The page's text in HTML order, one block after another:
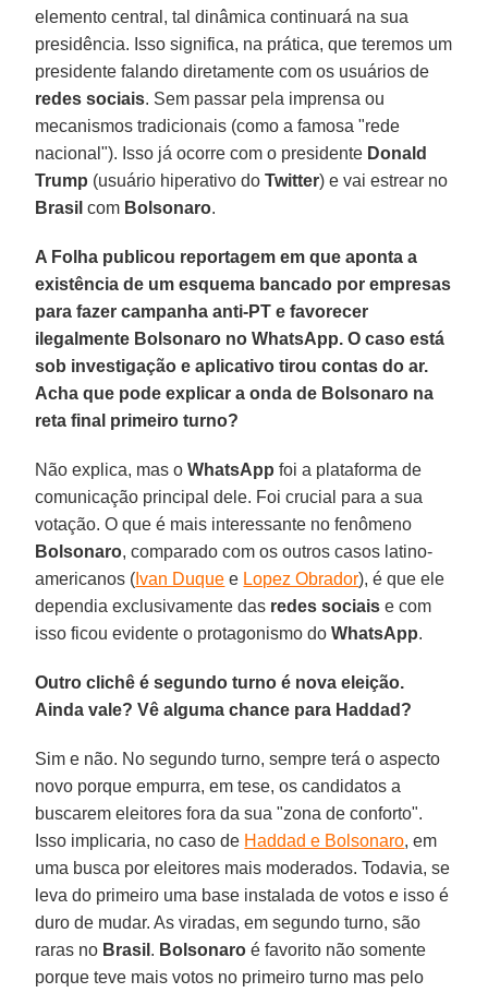
elemento central, tal dinâmica continuará na sua
presidência. Isso significa, na prática, que teremos um
presidente falando diretamente com os usuários de
redes sociais. Sem passar pela imprensa ou
mecanismos tradicionais (como a famosa "rede
nacional"). Isso já ocorre com o presidente Donald
Trump (usuário hiperativo doTwitter) e vai estrear no
Brasil com Bolsonaro.
A Folha publicou reportagem em que aponta a
existência de um esquema bancado por empresas
para fazer campanha anti-PT e favorecer
ilegalmente Bolsonaro no WhatsApp. O caso está
sob investigação e aplicativo tirou contas do ar.
Acha que pode explicar a onda de Bolsonaro na
reta final primeiro turno?
Não explica, mas oWhatsApp foi a plataforma de
comunicação principal dele. Foi crucial para a sua
votação. O que é mais interessante no fenômeno
Bolsonaro, comparado com os outros casos latino-
americanos ( Ivan Duque e Lopez Obrador), é que ele
dependia exclusivamente das redes sociais e com
isso ficou evidente o protagonismo doWhatsApp.
Outro clichê é segundo turno é nova eleição.
Ainda vale? Vê alguma chance para Haddad?
Sim e não. No segundo turno, sempre terá o aspecto
novo porque empurra, em tese, os candidatos a
buscarem eleitores fora da sua "zona de conforto".
Isso implicaria, no caso de Haddad e Bolsonaro, em
uma busca por eleitores mais moderados. Todavia, se
leva do primeiro uma base instalada de votos e isso é
duro de mudar. As viradas, em segundo turno, são
raras no Brasil . Bolsonaro é favorito não somente
porque teve mais votos no primeiro turno mas pelo